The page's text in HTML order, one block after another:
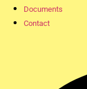
Documents
Contact